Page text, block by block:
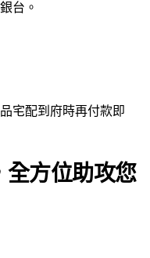
台。
宅配到府時再付款即
全方位助攻您